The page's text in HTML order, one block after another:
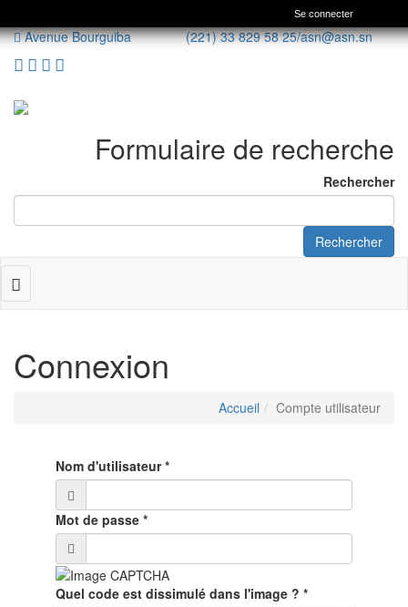
Se connecter
Avenue Bourguiba (221) 33 829 58 25/asn@asn.sn
Formulaire de recherche
Rechercher
Rechercher
Toggle
navigation
Connexion
Accueil Compte utilisateur
Nom d'utilisateur*
Mot de passe *
Quel code est dissimulé dans l'image ? *